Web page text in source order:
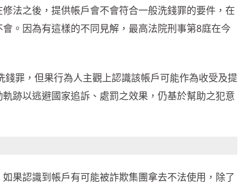
法之後，提供帳戶會不會符合一般洗錢罪的要件，在
。因為有這樣的不同見解，最高法院刑事第8庭在今
罪，但果行為人主觀上認識該帳戶可能作為收受及提
跡以逃避國家追訴、處罰之效果，仍基於幫助之犯意
果認識到帳戶有可能被詐欺集團拿去不法使用，除了